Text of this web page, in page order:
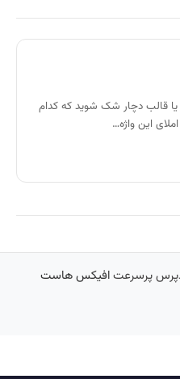
قالب دچار شک شوید که کدام
این واژه…
پرسرعتافیکس هاست